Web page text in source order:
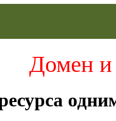
Домен и